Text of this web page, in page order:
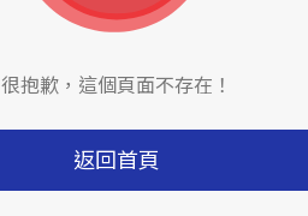
很抱歉，這個頁面不存在！
返回首頁